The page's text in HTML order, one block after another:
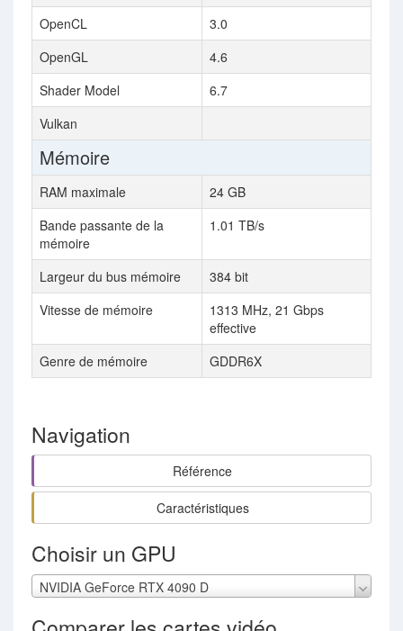
OpenCL
3.0
OpenGL
4.6
Shader Model
6.7
Vulkan
Mémoire
RAM maximale
24 GB
Bande passante de la
mémoire
1.01 TB/s
Largeur du bus mémoire
384 bit
Vitesse de mémoire
1313 MHz, 21 Gbps
effective
Genre de mémoire
GDDR6X
Navigation
Référence
Caractéristiques
Choisir un GPU
NVIDIA GeForce RTX 4090 D